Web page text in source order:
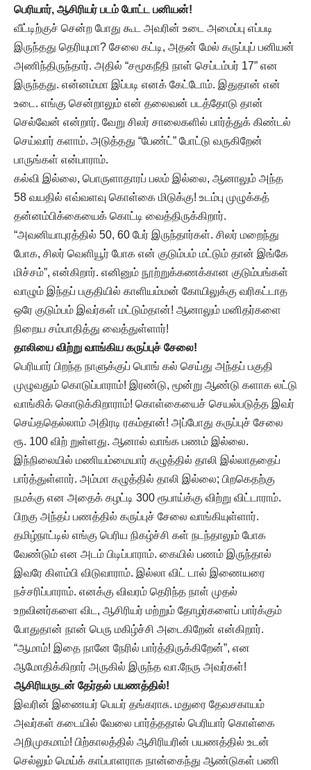
பெரியார், ஆசிரியர் படம் போட்ட பனியன்!
வீட்டிற்குச் சென்ற போது கூட அவரின் உடை அமைப்பு எப்படி
இருந்தது தெரியுமா? சேலை கட்டி, அதன் மேல் கருப்புப் பனியன்
அணிந்திருந்தார். அதில் “சமூகநீதி நாள் செப்டம்பர் 17” என
இருந்தது. என்னம்மா இப்படி எனக் கேட்டோம். இதுதான் என்
உடை. எங்கு சென்றாலும் என் தலைவன் படத்தோடு தான்
செல்வேன் என்றார். வேறு சிலர் சாலைகளில் பார்த்துக் கிண்டல்
செய்வார் களாம். அடுத்தது “பேண்ட்” போட்டு வருகிறேன்
பாருங்கள் என்பாராம்.
கல்வி இல்லை, பொருளாதாரப் பலம் இல்லை, ஆனாலும் அந்த
58 வயதில் எவ்வளவு கொள்கை மிடுக்கு! உடம்பு முழுக்கத்
தன்னம்பிக்கையைக் கொட்டி வைத்திருக்கிறார்.
“அவனியாபுரத்தில் 50, 60 பேர் இருந்தார்கள். சிலர் மறைந்து
போக, சிலர் வெளியூர் போக என் குடும்பம் மட்டும் தான் இங்கே
மிச்சம்”, என்கிறார். எனினும் நூற்றுக்கணக்கான குடும்பங்கள்
வாழும் இந்தப் பகுதியில் காளியம்மன் கோயிலுக்கு வரிகட்டாத
ஒரே குடும்பம் இவர்கள் மட்டும்தான்! ஆனாலும் மனிதர்களை
நிறைய சம்பாதித்து வைத்துள்ளார்!
தாலியை விற்று வாங்கிய கருப்புச் சேலை!
பெரியார் பிறந்த நாளுக்குப் பொங் கல் செய்து அந்தப் பகுதி
முழுவதும் கொடுப்பாராம்! இரண்டு, மூன்று ஆண்டு களாக லட்டு
வாங்கிக் கொடுக்கிறாராம்! கொள்கையைச் செயல்படுத்த இவர்
செய்ததெல்லாம் அதிரடி ரகம்தான்! அப்போது கருப்புச் சேலை
ரூ. 100 விற் றுள்ளது. ஆனால் வாங்க பணம் இல்லை.
இந்நிலையில் மணியம்மையார் கழுத்தில் தாலி இல்லாததைப்
பார்த்துள்ளார். அம்மா கழுத்தில் தாலி இல்லை; பிறகெதற்கு
நமக்கு என அதைக் கழட்டி 300 ரூபாய்க்கு விற்று விட்டாராம்.‌
பிறகு அந்தப் பணத்தில் கருப்புச் சேலை வாங்கியுள்ளார்.
தமிழ்நாட்டில் எங்கு பெரிய நிகழ்ச்சி கள் நடந்தாலும் போக
வேண்டும் என அடம் பிடிப்பாராம். கையில் பணம் இருந்தால்
இவரே கிளம்பி விடுவாராம். இல்லா விட் டால் இணையரை
நச்சரிப்பாராம். எனக்கு விவரம் தெரிந்த நாள் முதல்
உறவினர்களை விட, ஆசிரியர் மற்றும் தோழர்களைப் பார்க்கும்
போதுதான் நான் பெரு மகிழ்ச்சி அடைகிறேன் என்கிறார்.
“ஆமாம்! இதை நானே நேரில் பார்த்திருக்கிறேன்”, என
ஆமோதிக்கிறார் அருகில் இருந்த வா.நேரு அவர்கள்!
ஆசிரியருடன் தேர்தல் பயணத்தில்!
இவரின் இணையர் பெயர் தங்கராசு. மதுரை தேவசகாயம்
அவர்கள் கடையில் வேலை பார்த்ததால் பெரியார் கொள்கை
அறிமுகமாம்! பிற்காலத்தில் ஆசிரியரின் பயணத்தில் உடன்
செல்லும் மெய்க் காப்பாளராக நான்கைந்து ஆண்டுகள் பணி